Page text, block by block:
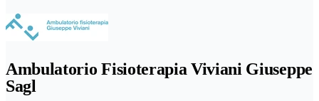
Ambulatorio Fisioterapia Viviani Giuseppe
Sagl